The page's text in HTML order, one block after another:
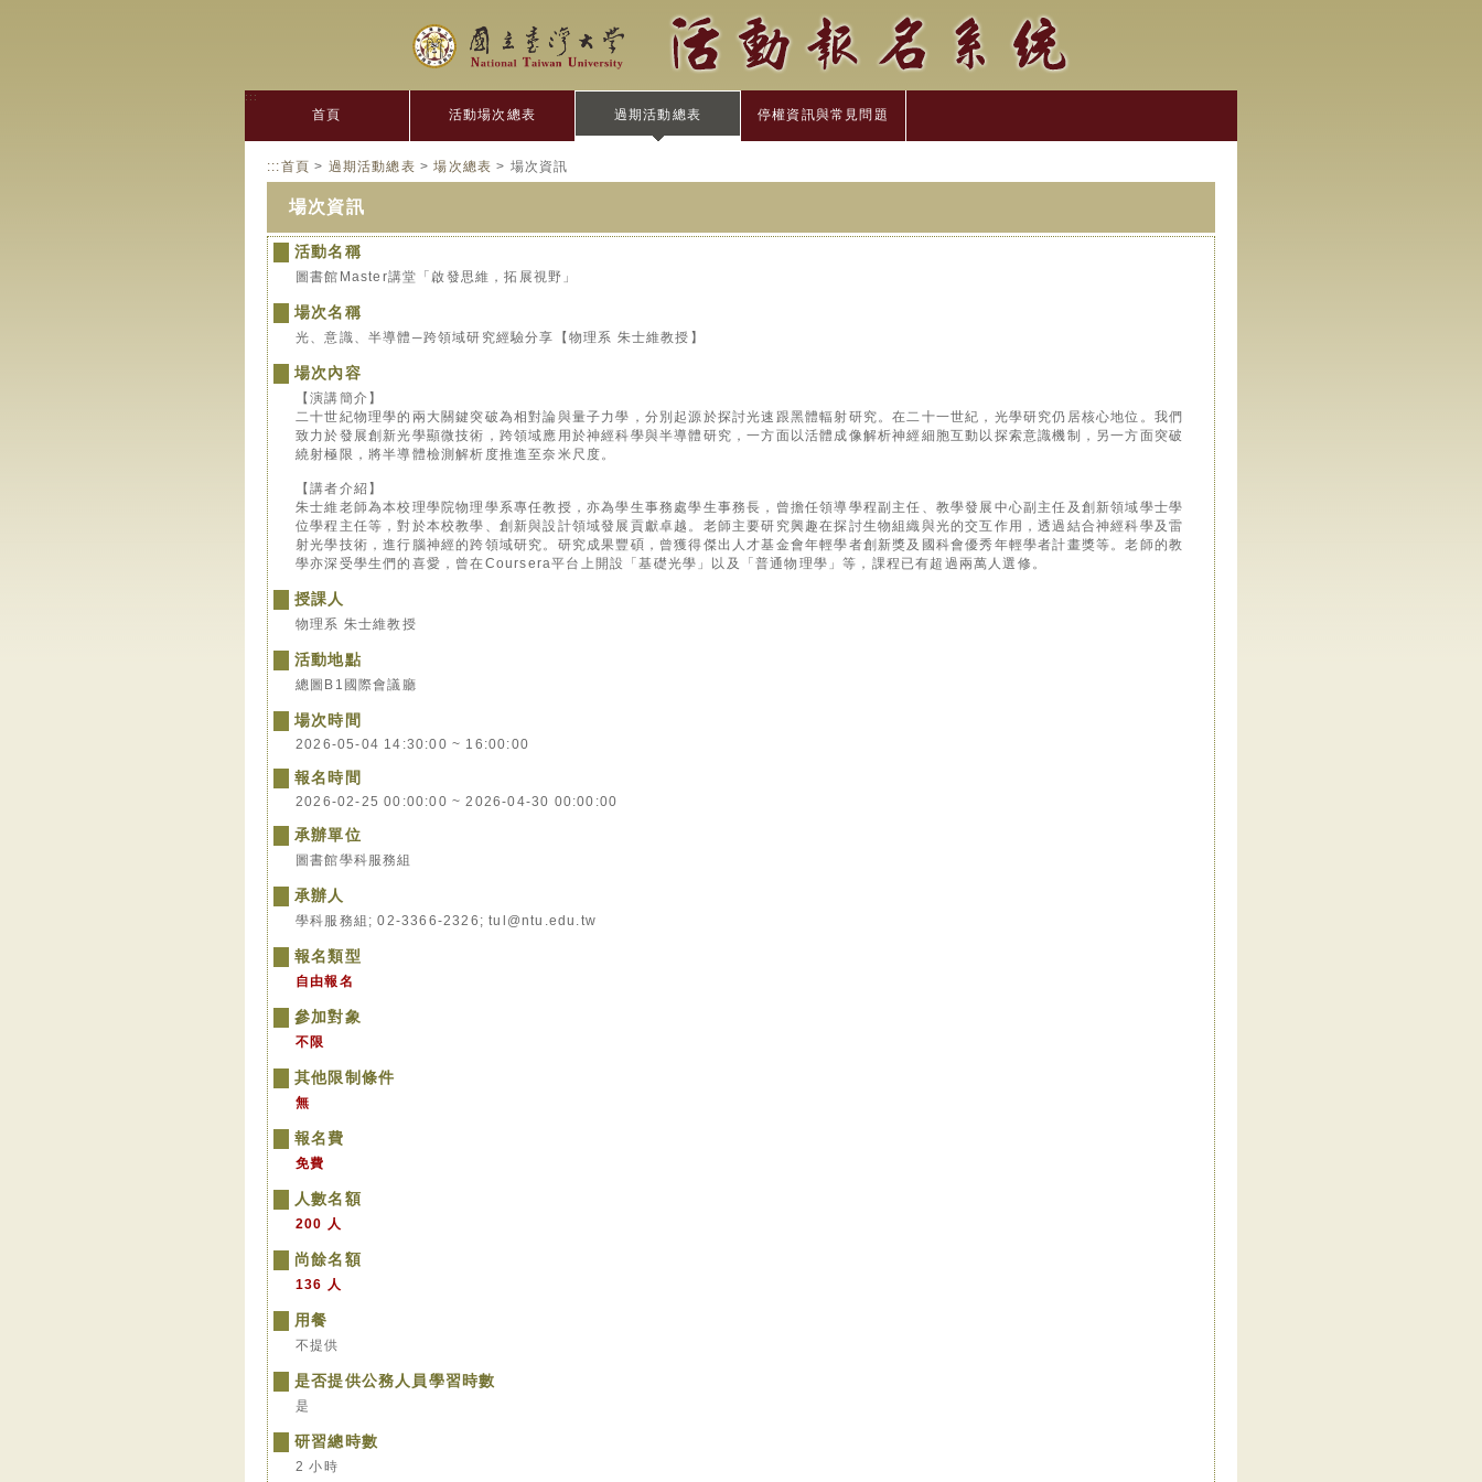
:::
首頁 活動場次總表 過期活動總表 停權資訊與常見問題
:::首頁 > 過期活動總表 >場次總表 > 場次資訊
場次資訊
活動名稱
圖書館Master講堂「啟發思維，拓展視野」
場次名稱
光、意識、半導體─跨領域研究經驗分享【物理系 朱士維教授】
場次內容
【演講簡介】
二十世紀物理學的兩大關鍵突破為相對論與量子力學，分別起源於探討光速跟黑體輻射研究。在二十一世紀，光學研究仍居核心地位。我們
致力於發展創新光學顯微技術，跨領域應用於神經科學與半導體研究，一方面以活體成像解析神經細胞互動以探索意識機制，另一方面突破
繞射極限，將半導體檢測解析度推進至奈米尺度。
【講者介紹】
朱士維老師為本校理學院物理學系專任教授，亦為學生事務處學生事務長，曾擔任領導學程副主任、教學發展中心副主任及創新領域學士學
位學程主任等，對於本校教學、創新與設計領域發展貢獻卓越。老師主要研究興趣在探討生物組織與光的交互作用，透過結合神經科學及雷
射光學技術，進行腦神經的跨領域研究。研究成果豐碩，曾獲得傑出人才基金會年輕學者創新獎及國科會優秀年輕學者計畫獎等。老師的教
學亦深受學生們的喜愛，曾在Coursera平台上開設「基礎光學」以及「普通物理學」等，課程已有超過兩萬人選修。
授課人
物理系 朱士維教授
活動地點
總圖B1國際會議廳
場次時間
2026-05-04 14:30:00 ~ 16:00:00
報名時間
2026-02-25 00:00:00 ~ 2026-04-30 00:00:00
承辦單位
圖書館學科服務組
承辦人
學科服務組; 02-3366-2326; tul@ntu.edu.tw
報名類型
自由報名
參加對象
不限
其他限制條件
無
報名費
免費
人數名額
200 人
尚餘名額
136 人
用餐
不提供
是否提供公務人員學習時數
是
研習總時數
2 小時